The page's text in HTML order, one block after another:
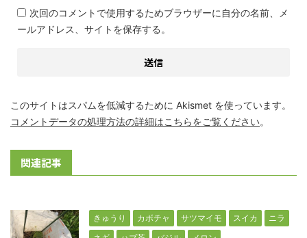
次回のコメントで使用するためブラウザーに自分の名前、メ
ールアドレス、サイトを保存する。
このサイトはスパムを低減するために Akismet を使っています。
コメントデータの処理方法の詳細はこちらをご覧ください。
関連記事
きゅうり カボチャ サツマイモ スイカ
ニラ